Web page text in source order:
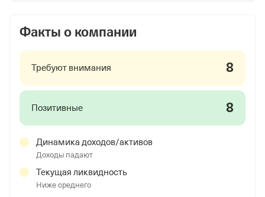
Факты о компании
Требуют внимания 8
Позитивные 8
Динамика доходов/активов
Доходы падают
Текущая ликвидность
Ниже среднего